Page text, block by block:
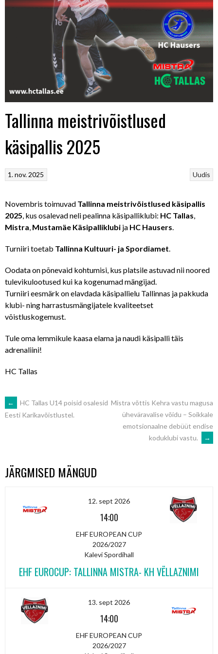
Tallinna meistrivõistlused
käsipallis 2025
Uudis
1. nov. 2025
Novembris toimuvad Tallinna meistrivõistlused käsipallis
2025, kus osalevad neli pealinna käsipalliklubi: HC Tallas,
Mistra, Mustamäe Käsipalliklubi ja HC Hausers.
Turniiri toetab Tallinna Kultuuri- ja Spordiamet.
Oodata on põnevaid kohtumisi, kus platsile astuvad nii noored
tulevikulootused kui ka kogenumad mängijad.
Turniiri eesmärk on elavdada käsipallielu Tallinnas ja pakkuda
klubi- ning harrastusmängijatele kvaliteetset
võistluskogemust.
Tule oma lemmikule kaasa elama ja naudi käsipalli täis
adrenaliini!
HC Tallas
POST
←
HC Tallas U14 poisid osalesid
Eesti Karikavõistlustel.
Mistra võttis Kehra vastu magusa
üheväravalise võidu – Soikkale
emotsionaalne debüüt endise
koduklubi vastu.
→
JÄRGMISED MÄNGUD
12. sept 2026
14:00
EHF EUROPEAN CUP
2026/2027
Kalevi Spordihall
EHF EUROCUP: TALLINNA MISTRA- KH VËLLAZNIMI
13. sept 2026
14:00
EHF EUROPEAN CUP
2026/2027